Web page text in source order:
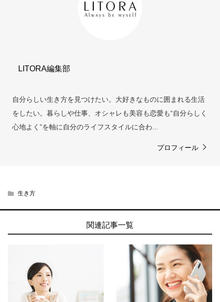
LITORA編集部
自分らしい生き方を見つけたい。大好きなものに囲まれる生活
をしたい。暮らしや仕事、オシャレも美容も恋愛も“自分らしく
心地よく”を軸に自分のライフスタイルに合わ...
プロフィール
生き方
関連記事一覧